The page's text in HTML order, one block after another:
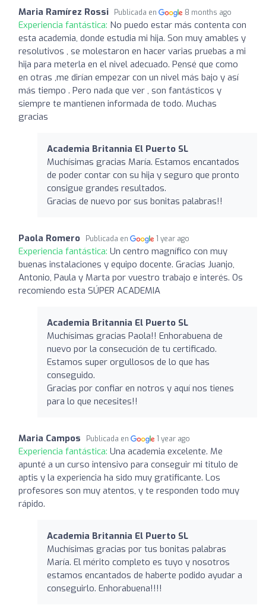
Maria Ramírez Rossi Publicada en 8 months ago
Experiencia fantástica: No puedo estar más contenta con
esta academia, donde estudia mi hija. Son muy amables y
resolutivos , se molestaron en hacer varias pruebas a mi
hija para meterla en el nivel adecuado. Pensé que como
en otras ,me dirían empezar con un nivel más bajo y así
más tiempo . Pero nada que ver , son fantásticos y
siempre te mantienen informada de todo. Muchas
gracias
Academia Britannia El Puerto SL
Muchísimas gracias María. Estamos encantados
de poder contar con su hija y seguro que pronto
consigue grandes resultados.
Gracias de nuevo por sus bonitas palabras!!
Paola Romero Publicada en 1 year ago
Experiencia fantástica: Un centro magnífico con muy
buenas instalaciones y equipo docente. Gracias Juanjo,
Antonio, Paula y Marta por vuestro trabajo e interés. Os
recomiendo esta SÚPER ACADEMIA
Academia Britannia El Puerto SL
Muchísimas gracias Paola!! Enhorabuena de
nuevo por la consecución de tu certificado.
Estamos super orgullosos de lo que has
conseguido.
Gracias por confiar en notros y aquí nos tienes
para lo que necesites!!
Maria Campos Publicada en 1 year ago
Experiencia fantástica: Una academia excelente. Me
apunté a un curso intensivo para conseguir mi titulo de
aptis y la experiencia ha sido muy gratificante. Los
profesores son muy atentos, y te responden todo muy
rápido.
Academia Britannia El Puerto SL
Muchísimas gracias por tus bonitas palabras
María. El mérito completo es tuyo y nosotros
estamos encantados de haberte podido ayudar a
conseguirlo. Enhorabuena!!!!